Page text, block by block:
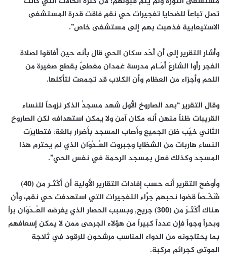
تصل تباعاً للضحايا تفجيرات حي نقم فاقت قدرة المستشفى
الاستيعابية فذهبت بهم إلى مستشفى خاص”.
وأشار التقرير إلى أن أحَد سكان الحي قال بأنه حين أفاقوا لصلاة
الفجر رأوا الشارعَ أَمَـام مدرسة غمدان مغطىً بقطع صغيرة من
اللحم وأجزاء من العظام وأن الكلاب قد تجمعت لتأكلها.
وقال التقرير “بعد الصاروخ الأول شهد مسجدُ الذكر نزوحاً للنساء
القريبات ظناً منهن أنه مكان آمن ولا يمكن استهدافه لكن الصاروخ
الثاني خيّب ظن الجميع وأصاب المسجد بأضرار بالغة، فتطايرَت
النساء هاربات من الشظايا وجبروت العُـدْوَان الذي لم يحترم هذا
المسجد وكذلك فعل بمسجد الرحمة في نفس الحي”.
وأوضح التقرير أنه حسب إفادات التقارير الأولية أن أَكْثَـر من (40)
شَخْـصاً قضوا نحبهم جرَّاء التفجيرات التي استهدفت حي نقم، وأن
هناك أَكْثَـرَ من (300) جريح, وبسبب الحصار الذي يفرضه العُـدْوَان براً
وبحراً وجواً فإن عدداً كبيراً من هؤلاء الجرحى ممن لا يمكن إسعافهم
بما يحتاجونه من الدواء المناسب مرشحون للرقود في ثلاجة
الموتى كجرائم مركبة.